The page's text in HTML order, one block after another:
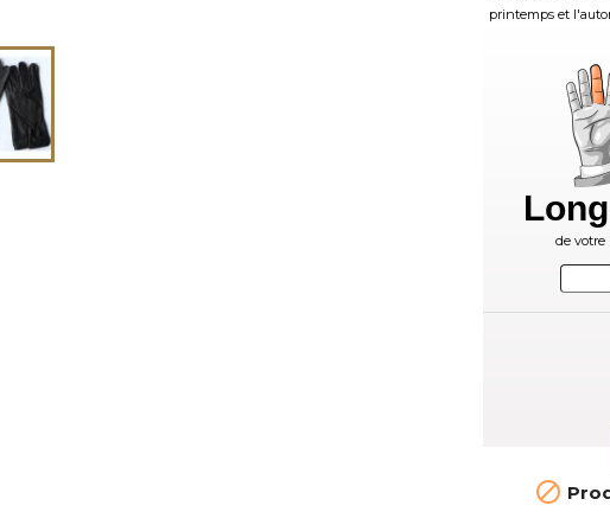
printemps et
de votre
